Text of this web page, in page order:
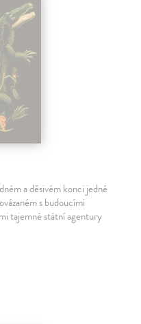
a děsivém konci jedné
s budoucími
tajemné státní agentury